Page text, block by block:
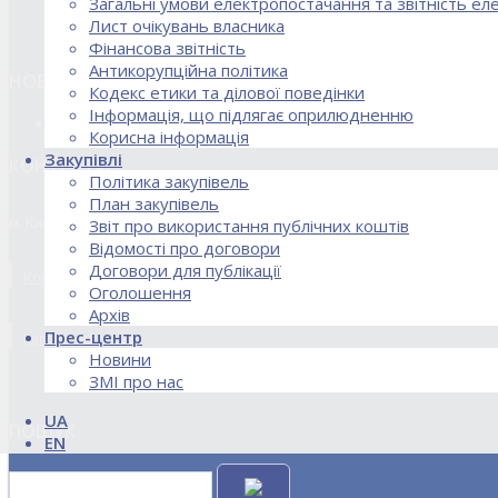
Лист очікувань власника
Фінансова звітність
Антикорупційна політика
Кодекс етики та ділової поведінки
Інформація, що підлягає оприлюдненню
Корисна інформація
Закупівлі
Політика закупівель
План закупівель
Звіт про використання публічних коштів
Відомості про договори
Договори для публікації
Оголошення
Архів
Прес-центр
Новини
ЗМІ про нас
UA
EN
НОВИНИ
18.02.2026 Стартував процес реорганізації ДПЗД
КОНТАКТИ
м. Київ, вул. Кирилівська, 85
Контакти договірного відділу, розрахункового відділу та відділу
kanc@uie.kiev.ua
ПОШУК